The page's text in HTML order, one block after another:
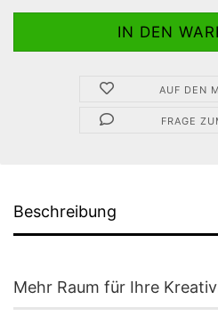
AUF DEN
FRAGE
Beschreibung
Mehr Raum für Ihre